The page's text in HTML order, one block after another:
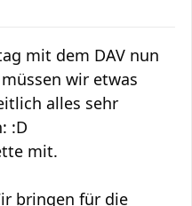
mit dem DAV nun
wir etwas
alles sehr
:D
mit.
bringen für die